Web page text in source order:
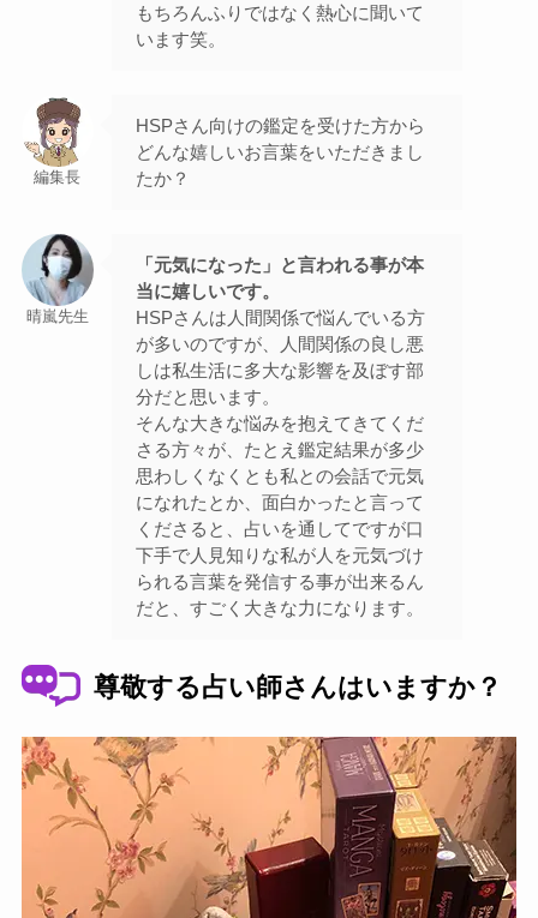
もちろんふりではなく熱心に聞いて
います笑。
編集長
HSPさん向けの鑑定を受けた方から
どんな嬉しいお言葉をいただきまし
たか？
晴嵐先生
「元気になった」と言われる事が本
当に嬉しいです。
HSPさんは人間関係で悩んでいる方
が多いのですが、人間関係の良し悪
しは私生活に多大な影響を及ぼす部
分だと思います。
そんな大きな悩みを抱えてきてくだ
さる方々が、たとえ鑑定結果が多少
思わしくなくとも私との会話で元気
になれたとか、面白かったと言って
くださると、占いを通してですが口
下手で人見知りな私が人を元気づけ
られる言葉を発信する事が出来るん
だと、すごく大きな力になります。
尊敬する占い師さんはいますか？